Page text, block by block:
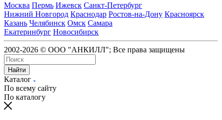
Москва Пермь Ижевск Санкт-Петербург
Нижний Новгород Краснодар Ростов-на-Дону Красноярск
Казань Челябинск Омск Самара
Екатеринбург Новосибирск
2002-2026 © ООО "АНКИЛЛ"; Все права защищены
Найти
Каталог
По всему сайту
По каталогу